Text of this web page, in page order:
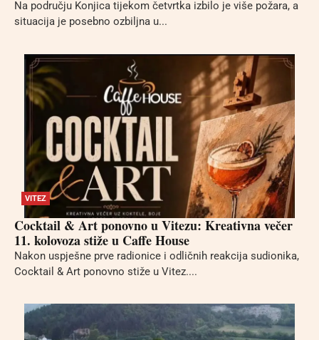
Na području Konjica tijekom četvrtka izbilo je više požara, a
situacija je posebno ozbiljna u...
VITEZ
Cocktail & Art ponovno u Vitezu: Kreativna večer
11. kolovoza stiže u Caffe House
Nakon uspješne prve radionice i odličnih reakcija sudionika,
Cocktail & Art ponovno stiže u Vitez....